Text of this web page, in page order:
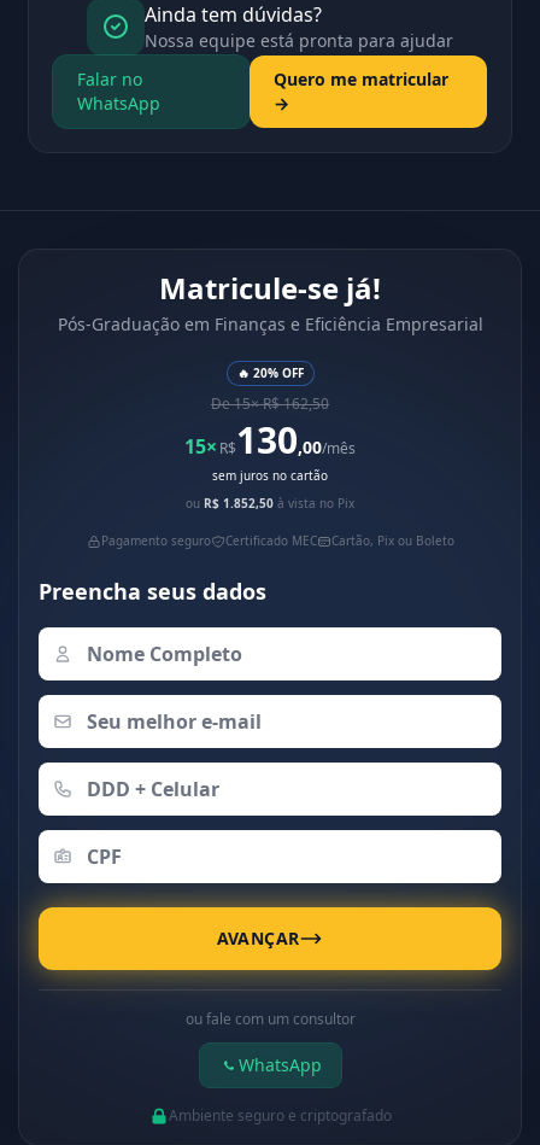
Ainda tem dúvidas?
Nossa equipe está pronta para ajudar
Falar no
WhatsApp
Quero me matricular
→
Matricule-se já!
Pós-Graduação em Finanças e Eficiência Empresarial
🔥 20% OFF
De 15× R$ 162,50
15× R$130,00/mês
sem juros no cartão
ou R$ 1.852,50 à vista no Pix
Pagamento seguro Certificado MEC Cartão, Pix ou Boleto
Preencha seus dados
AVANÇAR
ou fale com um consultor
WhatsApp
Ambiente seguro e criptografado